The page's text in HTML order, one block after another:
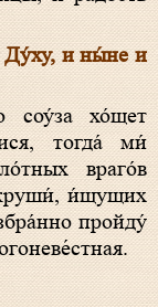
соу́за хо́щет
тогда́ ми́
враго́в
и́щущих
пройду́